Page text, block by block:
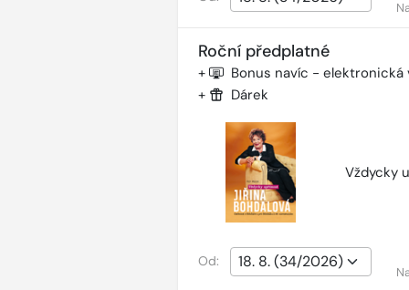
Roční předplatné
+
Bonus navíc - elektronická
+
Dárek
Vždycky
Od: